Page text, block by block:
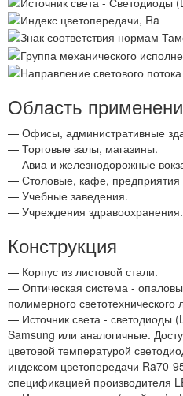
Область
— Офисы, административные
— Торговые залы, магазины.
— Авиа и железнодорожные
— Столовые, кафе, предприятия
— Учебные заведения.
— Учреждения здравоохранения.
Конструкция
— Корпус из листовой стали.
— Оптическая система -
полимерного светотехнического
— Источник света - светодиоды
Samsung или аналогичные.
цветовой температурой
индексом цветопередачи Ra70-
спецификацией производителя